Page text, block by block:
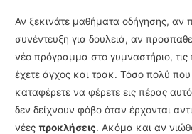
Αν ξεκινάτε μαθήματα οδήγησης, αν
συνέντευξη για δουλειά, αν
νέο πρόγραμμα στο γυμναστήριο, τις
έχετε άγχος και τρακ. Τόσο πολύ
καταφέρετε να φέρετε εις πέρας
δεν δείχνουν φόβο όταν έρχονται
νέεςπροκλήσεις. Ακόμα και αν